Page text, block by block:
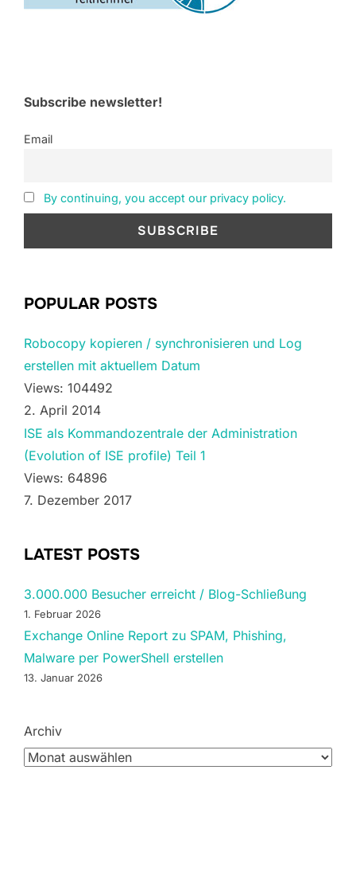
Subscribe newsletter!
Email
By continuing, you accept our privacy policy.
POPULAR POSTS
Robocopy kopieren / synchronisieren und Log
erstellen mit aktuellem Datum
Views: 104492
2. April 2014
ISE als Kommandozentrale der Administration
(Evolution of ISE profile) Teil 1
Views: 64896
7. Dezember 2017
LATEST POSTS
3.000.000 Besucher erreicht / Blog-Schließung
1. Februar 2026
Exchange Online Report zu SPAM, Phishing,
Malware per PowerShell erstellen
13. Januar 2026
Archiv